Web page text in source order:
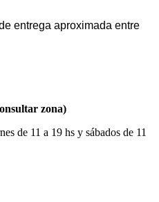
entrega aproximada entre
zona)
de 11 a 19 hs y sábados de 11